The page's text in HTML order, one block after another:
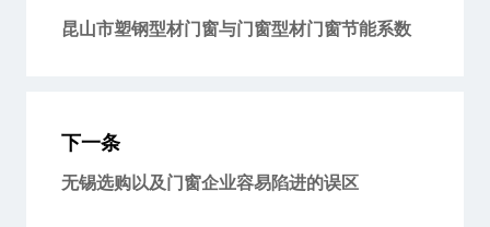
昆山市塑钢型材门窗与门窗型材门窗节能系数
下一条
无锡选购以及门窗企业容易陷进的误区